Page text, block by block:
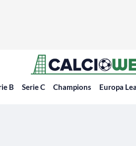
B Serie C Champions Europa